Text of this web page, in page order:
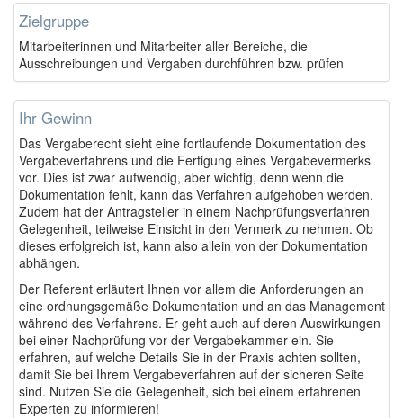
Zielgruppe
Mitarbeiterinnen und Mitarbeiter aller Bereiche, die
Ausschreibungen und Vergaben durchführen bzw. prüfen
Ihr Gewinn
Das Vergaberecht sieht eine fortlaufende Dokumentation des
Vergabeverfahrens und die Fertigung eines Vergabevermerks
vor. Dies ist zwar aufwendig, aber wichtig, denn wenn die
Dokumentation fehlt, kann das Verfahren aufgehoben werden.
Zudem hat der Antragsteller in einem Nachprüfungsverfahren
Gelegenheit, teilweise Einsicht in den Vermerk zu nehmen. Ob
dieses erfolgreich ist, kann also allein von der Dokumentation
abhängen.
Der Referent erläutert Ihnen vor allem die Anforderungen an
eine ordnungsgemäße Dokumentation und an das Management
während des Verfahrens. Er geht auch auf deren Auswirkungen
bei einer Nachprüfung vor der Vergabekammer ein. Sie
erfahren, auf welche Details Sie in der Praxis achten sollten,
damit Sie bei Ihrem Vergabeverfahren auf der sicheren Seite
sind. Nutzen Sie die Gelegenheit, sich bei einem erfahrenen
Experten zu informieren!